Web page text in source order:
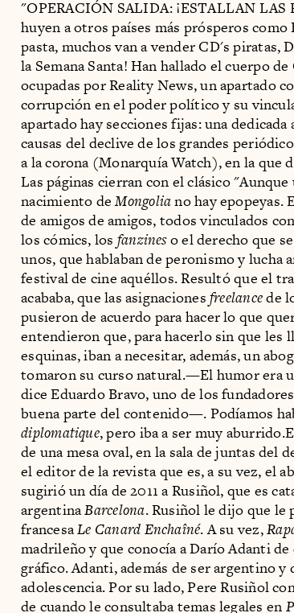
"OPERACIÓN SALIDA: ¡ESTALLAN LAS
huyen a otros países más prósperos
pasta, muchos van a vender CD's piratas,
la Semana Santa! Han hallado el cuerpo
ocupadas por Reality News, un apartado
corrupción en el poder político y su
apartado hay secciones fijas: una
causas del declive de los grandes
a la corona (Monarquía Watch), en la que
Las páginas cierran con el clásico
nacimiento deMongoliano hay epopeyas.
de amigos de amigos, todos vinculados
los cómics, los fanzineso el derecho que
unos, que hablaban de peronismo y lucha
festival de cine aquéllos. Resultó que el
acababa, que las asignaciones freelancede
pusieron de acuerdo para hacer lo que
entendieron que, para hacerlo sin que les
esquinas, iban a necesitar, además, un
tomaron su curso natural.—El humor era
dice Eduardo Bravo, uno de los
buena parte del contenido—. Podíamos
diplomatique, pero iba a ser muy
de una mesa oval, en la sala de juntas del
el editor de la revista que es, a su vez, el
sugirió un día de 2011 a Rusiñol, que es
argentinaBarcelona. Rusiñol le dijo que le
francesaLe Canard Enchaîné. A su vez,
madrileño y que conocía a Darío Adanti
gráfico. Adanti, además de ser argentino
adolescencia. Por su lado, Pere Rusiñol
de cuando le consultaba temas legales en